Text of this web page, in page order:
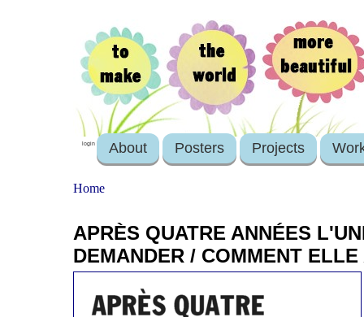
login About Posters Projects
Home
APRÈS QUATRE ANNÉES
DEMANDER / COMMENT